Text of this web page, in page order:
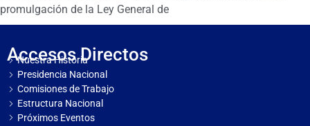
promulgación de la Ley General de
Accesos Directos
Nuestra Historia
Presidencia Nacional
Comisiones de Trabajo
Estructura Nacional
Próximos Eventos